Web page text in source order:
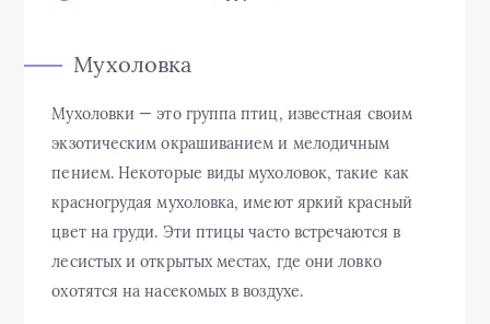
Мухоловка
Мухоловки — это группа птиц, известная своим
экзотическим окрашиванием и мелодичным
пением. Некоторые виды мухоловок, такие как
красногрудая мухоловка, имеют яркий красный
цвет на груди. Эти птицы часто встречаются в
лесистых и открытых местах, где они ловко
охотятся на насекомых в воздухе.